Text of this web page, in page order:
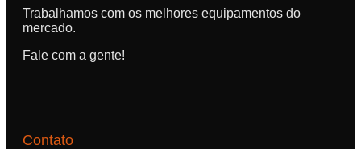
Trabalhamos com os melhores equipamentos do
mercado.
Fale com a gente!
Contato